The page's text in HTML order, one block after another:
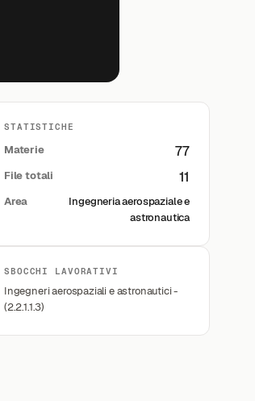
STATISTICHE
Materie 77
File totali 11
Area
Ingegneria aerospaziale e
astronautica
SBOCCHI LAVORATIVI
Ingegneri aerospaziali e astronautici -
(2.2.1.1.3)